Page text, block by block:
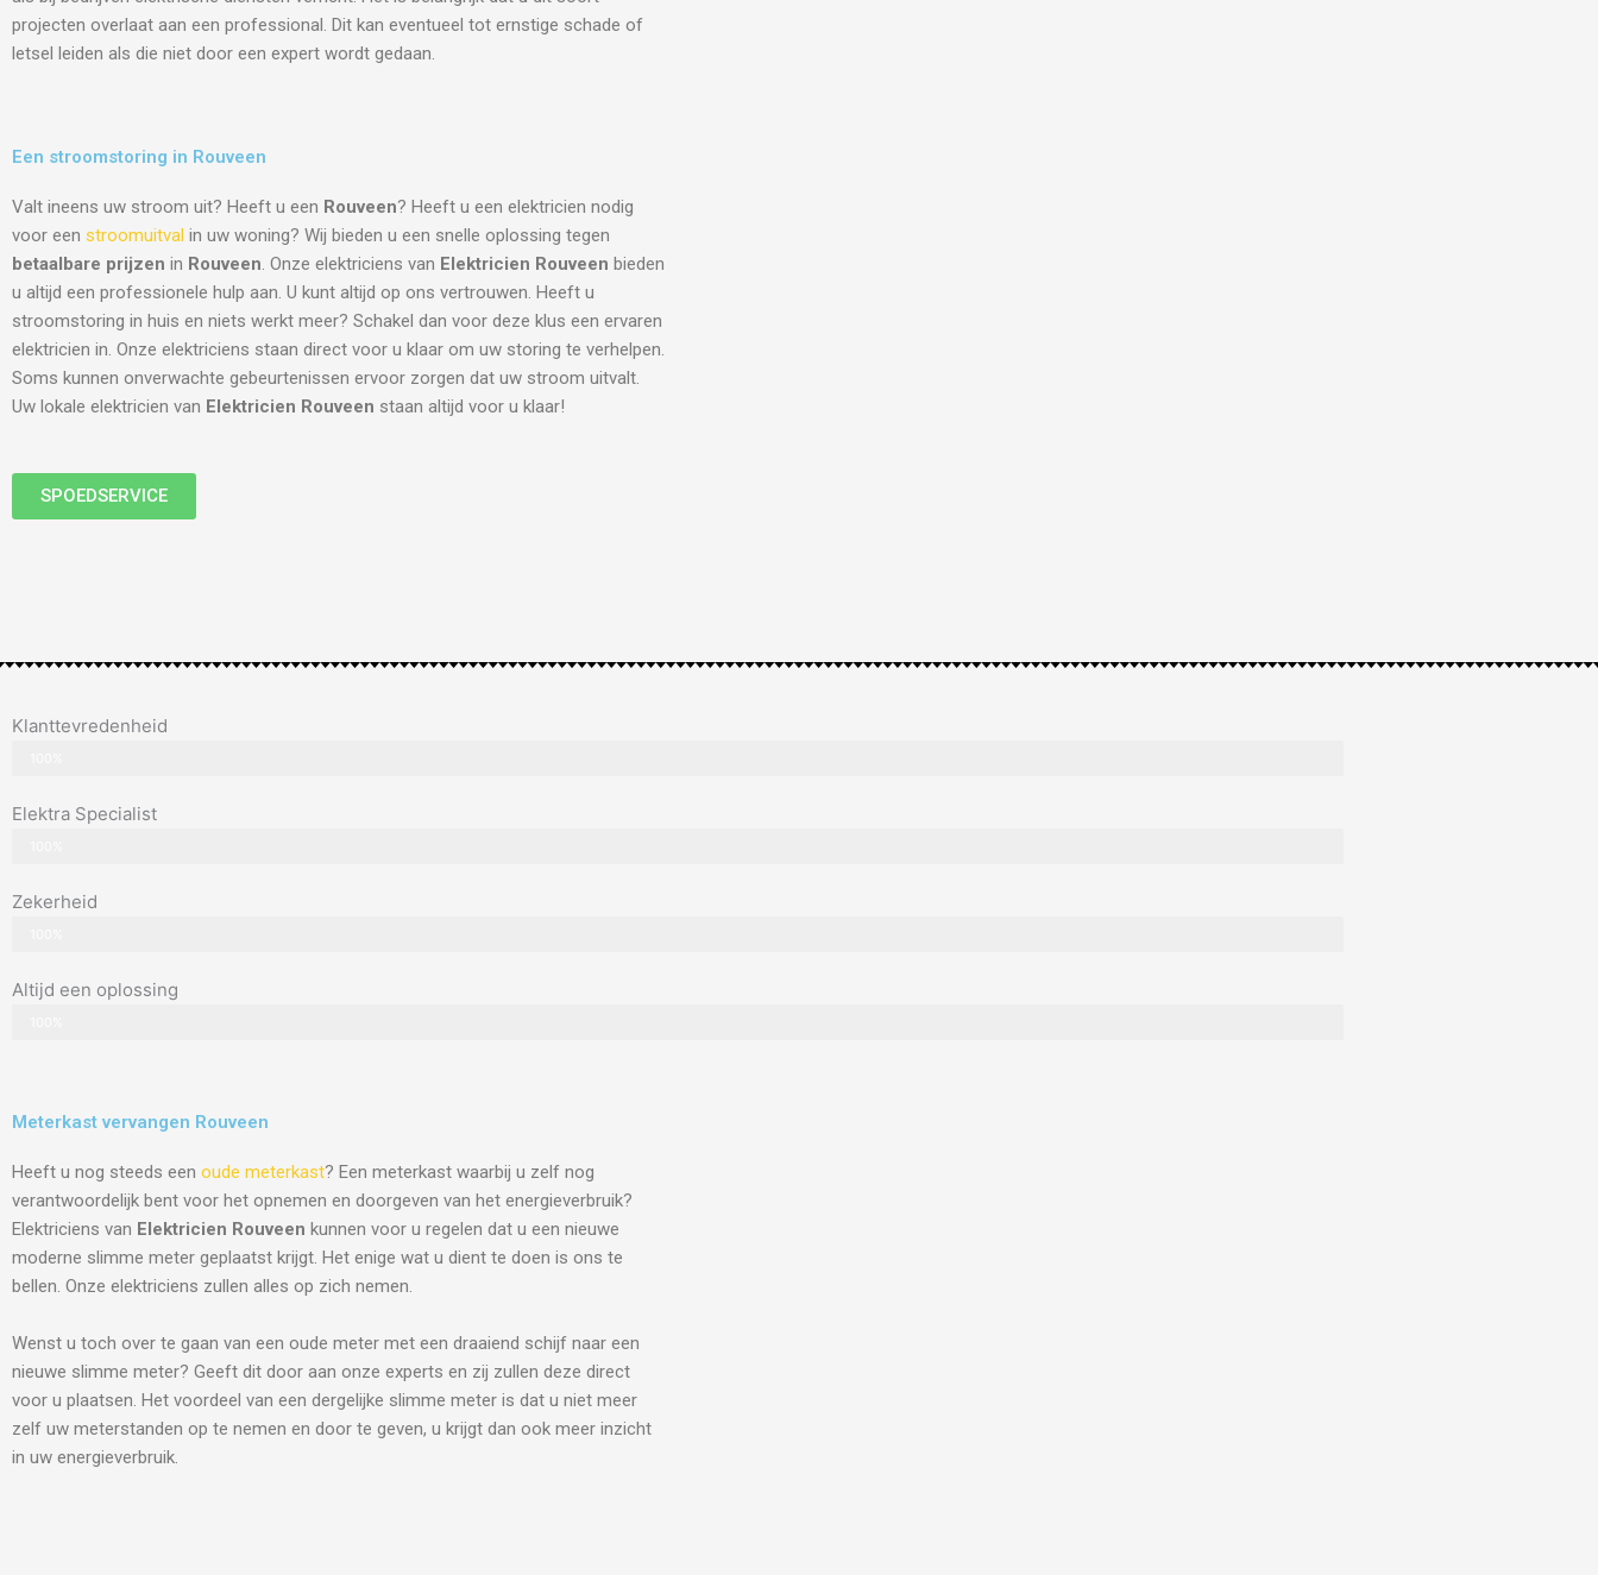
projecten overlaat aan een professional. Dit kan eventueel tot ernstige schade of
letsel leiden als die niet door een expert wordt gedaan.
Een stroomstoring in Rouveen
Valt ineens uw stroom uit? Heeft u een Rouveen? Heeft u een elektricien nodig
voor een stroomuitval in uw woning? Wij bieden u een snelle oplossing tegen
betaalbare prijzen in Rouveen. Onze elektriciens van Elektricien Rouveen bieden
u altijd een professionele hulp aan. U kunt altijd op ons vertrouwen. Heeft u
stroomstoring in huis en niets werkt meer? Schakel dan voor deze klus een ervaren
elektricien in. Onze elektriciens staan direct voor u klaar om uw storing te verhelpen.
Soms kunnen onverwachte gebeurtenissen ervoor zorgen dat uw stroom uitvalt.
Uw lokale elektricien van Elektricien Rouveen staan altijd voor u klaar!
SPOEDSERVICE
Klanttevredenheid
Elektra Specialist
Zekerheid
Altijd een oplossing
Meterkast vervangen Rouveen
Heeft u nog steeds een oude meterkast? Een meterkast waarbij u zelf nog
verantwoordelijk bent voor het opnemen en doorgeven van het energieverbruik?
Elektriciens van Elektricien Rouveen kunnen voor u regelen dat u een nieuwe
moderne slimme meter geplaatst krijgt. Het enige wat u dient te doen is ons te
bellen. Onze elektriciens zullen alles op zich nemen.
Wenst u toch over te gaan van een oude meter met een draaiend schijf naar een
nieuwe slimme meter? Geeft dit door aan onze experts en zij zullen deze direct
voor u plaatsen. Het voordeel van een dergelijke slimme meter is dat u niet meer
zelf uw meterstanden op te nemen en door te geven, u krijgt dan ook meer inzicht
in uw energieverbruik.